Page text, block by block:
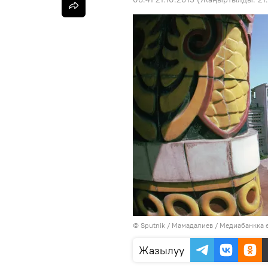
© Sputnik / Мамадалиев / Медиабанкка
Жазылуу